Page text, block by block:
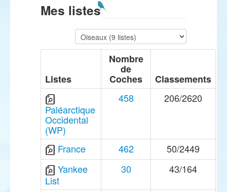
Mes listes
Listes
Nombre
de
Coches Classements
Paléarctique
Occidental
(WP)
458 206/2620
France 462
50/2449
Yankee
List
30 43/164